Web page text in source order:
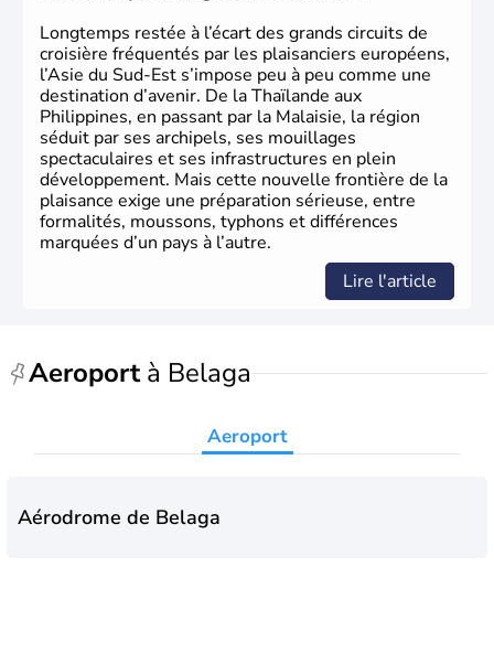
Longtemps restée à l’écart des grands circuits de
croisière fréquentés par les plaisanciers européens,
l’Asie du Sud-Est s’impose peu à peu comme une
destination d’avenir. De la Thaïlande aux
Philippines, en passant par la Malaisie, la région
séduit par ses archipels, ses mouillages
spectaculaires et ses infrastructures en plein
développement. Mais cette nouvelle frontière de la
plaisance exige une préparation sérieuse, entre
formalités, moussons, typhons et différences
marquées d’un pays à l’autre.
Lire l'article
Aeroportà Belaga
Aeroport
Aérodrome de Belaga